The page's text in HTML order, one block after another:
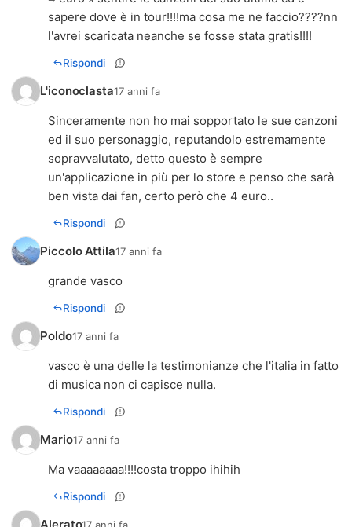
sapere dove è in tour!!!!ma cosa me ne faccio????nn
l'avrei scaricata neanche se fosse stata gratis!!!!
Rispondi
L'iconoclasta17 anni fa
Sinceramente non ho mai sopportato le sue canzoni
ed il suo personaggio, reputandolo estremamente
sopravvalutato, detto questo è sempre
un'applicazione in più per lo store e penso che sarà
ben vista dai fan, certo però che 4 euro..
Rispondi
Piccolo Attila17 anni fa
grande vasco
Rispondi
Poldo17 anni fa
vasco è una delle la testimonianze che l'italia in fatto
di musica non ci capisce nulla.
Rispondi
Mario17 anni fa
Ma vaaaaaaaa!!!!costa troppo ihihih
Rispondi
17 anni fa